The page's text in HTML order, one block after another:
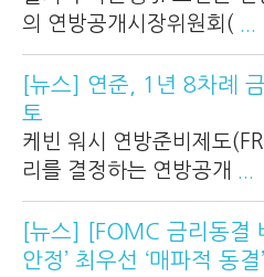
의 연방공개시장위원회(
[뉴스] 연준, 1년 8차례
토
케빈 워시 연방준비제도
리를 결정하는 연방공개
[뉴스] [FOMC 금리동결
안정’ 최우선 ‘매파적 동